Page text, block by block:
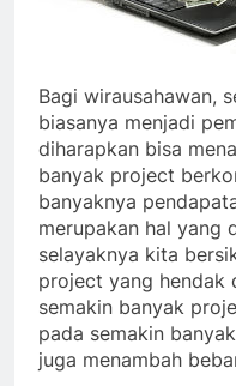
Bagi wirausahawan,
biasanya menjadi
diharapkan bisa
banyak project
banyaknya
merupakan hal yang
selayaknya kita
project yang hendak
semakin banyak
pada semakin
juga menambah